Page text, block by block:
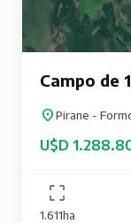
Campo de
Pirane -
U$D
1.611ha